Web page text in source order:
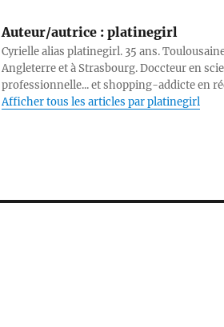
Auteur/autrice :platinegirl
Cyrielle alias platinegirl. 35 ans.
Angleterre et à Strasbourg. Doccteur en
professionnelle... et shopping-addicte en
Afficher tous les articles par platinegirl